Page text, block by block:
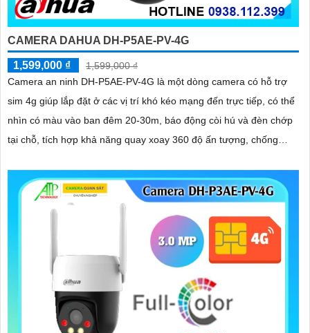
CAMERA DAHUA DH-P5AE-PV-4G
1,599,000 ₫
1,599,000 ₫
Camera an ninh DH-P5AE-PV-4G là một dòng camera có hỗ trợ
sim 4g giúp lắp đặt ở các vị trí khó kéo mạng đến trực tiếp, có thể
nhìn có màu vào ban đêm 20-30m, báo động còi hú và đèn chớp
tại chỗ, tích hợp khả năng quay xoay 360 độ ấn tượng, chống